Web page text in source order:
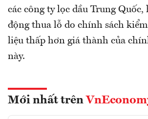
các công ty lọc dầu Trung Quốc,
động thua lỗ do chính sách
liệu thấp hơn giá thành của
này.
Mới nhất trên